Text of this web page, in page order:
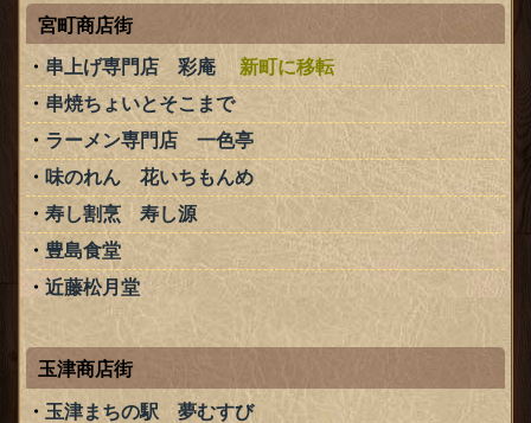
宮町商店街
串上げ専門店 彩庵
新町に移転
串焼ちょいとそこまで
ラーメン専門店 一色亭
味のれん 花いちもんめ
寿し割烹 寿し源
豊島食堂
近藤松月堂
玉津商店街
玉津まちの駅 夢むすび